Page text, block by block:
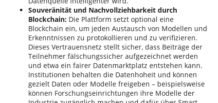
Souveränität und Nachvollziehbarkeit durch
Blockchain:Die Plattform setzt optional eine
Blockchain ein, um jeden Austausch von Modellen und
Erkenntnissen zu protokollieren und zu verifizieren.
Dieses Vertrauensnetz stellt sicher, dass Beiträge der
Teilnehmer fälschungssicher aufgezeichnet werden
und etwa ein fairer Datenmarktplatz entstehen kann​.
Institutionen behalten die Datenhoheit und können
gezielt Daten oder Modelle freigeben – beispielsweise
können Forschungseinrichtungen ihre Modelle der